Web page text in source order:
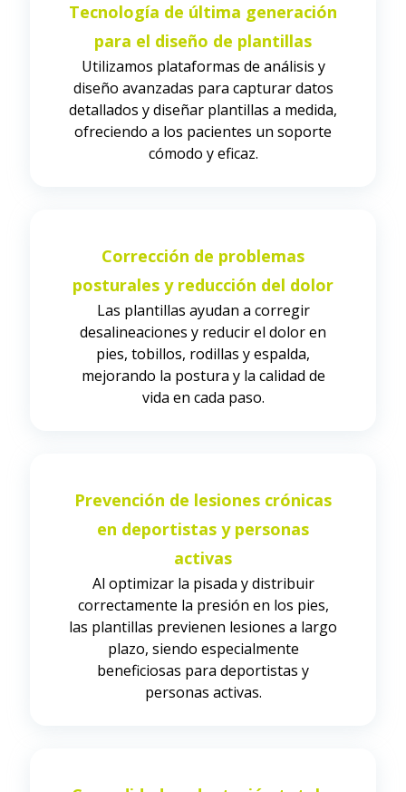
Tecnología de última generación
para el diseño de plantillas
Utilizamos plataformas de análisis y
diseño avanzadas para capturar datos
detallados y diseñar plantillas a medida,
ofreciendo a los pacientes un soporte
cómodo y eficaz.
Corrección de problemas
posturales y reducción del dolor
Las plantillas ayudan a corregir
desalineaciones y reducir el dolor en
pies, tobillos, rodillas y espalda,
mejorando la postura y la calidad de
vida en cada paso.
Prevención de lesiones crónicas
en deportistas y personas
activas
Al optimizar la pisada y distribuir
correctamente la presión en los pies,
las plantillas previenen lesiones a largo
plazo, siendo especialmente
beneficiosas para deportistas y
personas activas.